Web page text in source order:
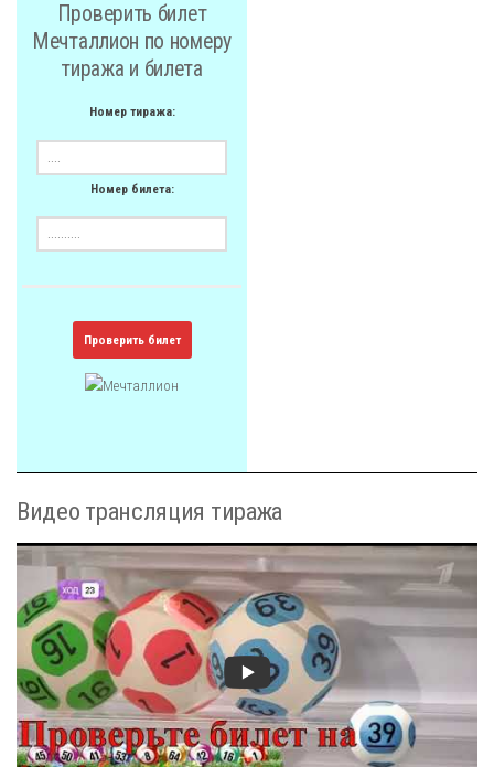
Проверить билет
Мечталлион по номеру
тиража и билета
Номер тиража:
Номер билета:
Проверить билет
Видео трансляция тиража